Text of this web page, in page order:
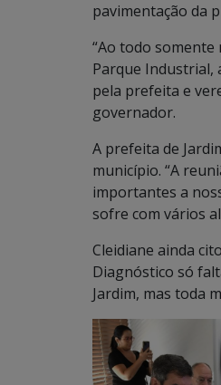
pavimentação da
“Ao todo
Parque Industrial,
pela prefeita e
governador.
A prefeita de
município. “A
importantes a
sofre com vários
Cleidiane ainda
Diagnóstico só
Jardim, mas toda